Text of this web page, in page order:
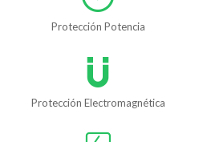
Protección Potencia
Protección Electromagnética